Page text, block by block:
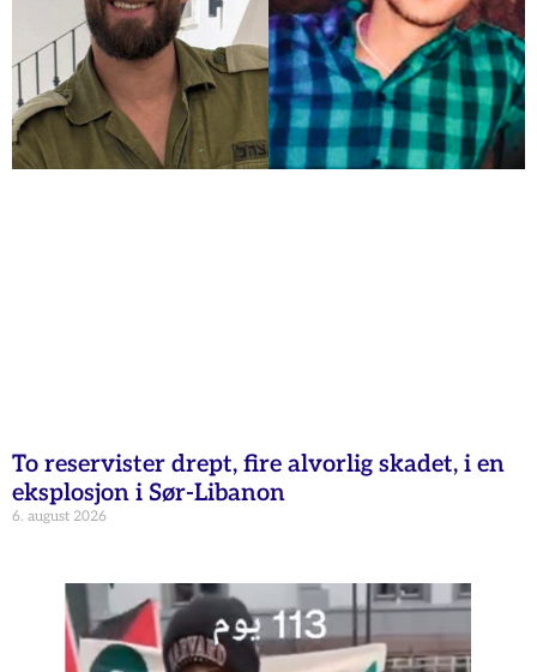
To reservister drept, fire alvorlig skadet, i en
eksplosjon i Sør-Libanon
6. august 2026